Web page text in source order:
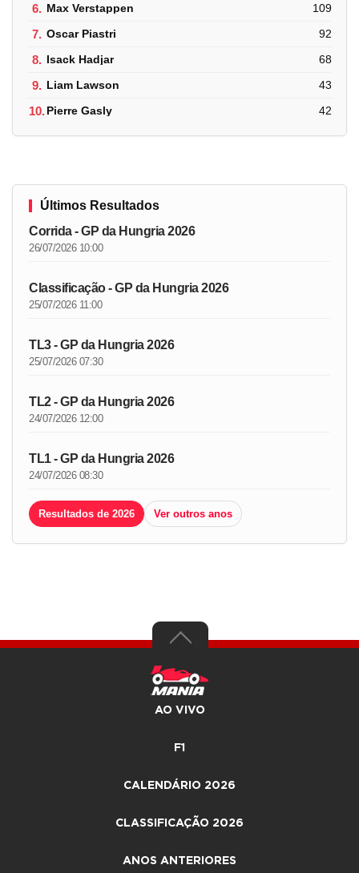
6. Max Verstappen 109
7. Oscar Piastri 92
8. Isack Hadjar 68
9. Liam Lawson 43
10.Pierre Gasly 42
Últimos Resultados
Corrida - GP da Hungria 2026
26/07/2026 10:00
Classificação - GP da Hungria 2026
25/07/2026 11:00
TL3 - GP da Hungria 2026
25/07/2026 07:30
TL2 - GP da Hungria 2026
24/07/2026 12:00
TL1 - GP da Hungria 2026
24/07/2026 08:30
Resultados de 2026 Ver outros anos
AO VIVO
F1
CALENDÁRIO 2026
CLASSIFICAÇÃO 2026
ANOS ANTERIORES